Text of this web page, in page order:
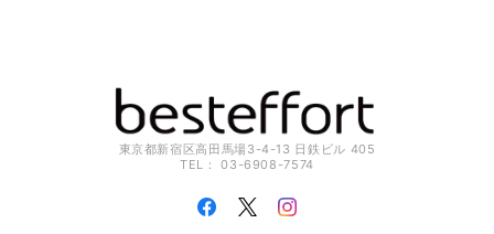
東京都新宿区高田馬場3-4-13 日鉄ビル 405
TEL： 03-6908-7574